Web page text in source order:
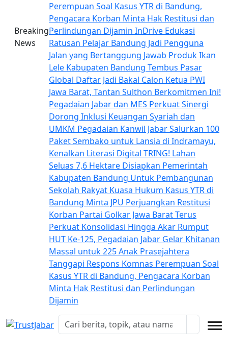
Breaking
News
Perempuan Soal Kasus YTR di Bandung,
Pengacara Korban Minta Hak Restitusi dan
Perlindungan Dijamin InDrive Edukasi
Ratusan Pelajar Bandung Jadi Pengguna
Jalan yang Bertanggung Jawab Produk Ikan
Lele Kabupaten Bandung Tembus Pasar
Global Daftar Jadi Bakal Calon Ketua PWI
Jawa Barat, Tantan Sulthon Berkomitmen Ini!
Pegadaian Jabar dan MES Perkuat Sinergi
Dorong Inklusi Keuangan Syariah dan
UMKM Pegadaian Kanwil Jabar Salurkan 100
Paket Sembako untuk Lansia di Indramayu,
Kenalkan Literasi Digital TRING! Lahan
Seluas 7,6 Hektare Disiapkan Pemerintah
Kabupaten Bandung Untuk Pembangunan
Sekolah Rakyat Kuasa Hukum Kasus YTR di
Bandung Minta JPU Perjuangkan Restitusi
Korban Partai Golkar Jawa Barat Terus
Perkuat Konsolidasi Hingga Akar Rumput
HUT Ke-125, Pegadaian Jabar Gelar Khitanan
Massal untuk 225 Anak Prasejahtera
Tanggapi Respons Komnas Perempuan Soal
Kasus YTR di Bandung, Pengacara Korban
Minta Hak Restitusi dan Perlindungan
Dijamin